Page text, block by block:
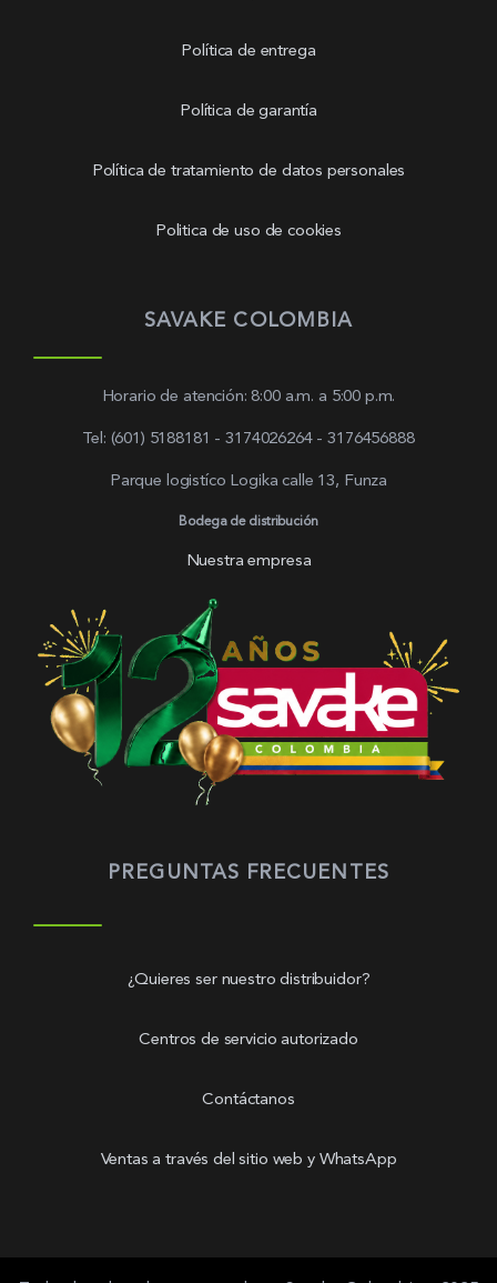
Política de entrega
Política de garantía
Política de tratamiento de datos personales
Politica de uso de cookies
SAVAKE COLOMBIA
Horario de atención: 8:00 a.m. a 5:00 p.m.
Tel: (601) 5188181 - 3174026264 - 3176456888
Parque logistíco Logika calle 13, Funza
Bodega de distribución
Nuestra empresa
PREGUNTAS FRECUENTES
¿Quieres ser nuestro distribuidor?
Centros de servicio autorizado
Contáctanos
Ventas a través del sitio web y WhatsApp